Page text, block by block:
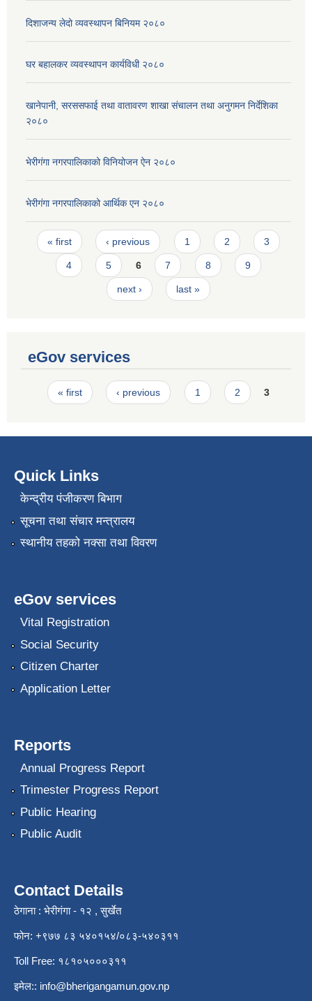
दिशाजन्य लेदो व्यवस्थापन बिनियम २०८०
घर बहालकर व्यवस्थापन कार्यविधी २०८०
खानेपानी, सरससफाई तथा वातावरण शाखा संचालन तथा अनुगमन निर्देशिका
२०८०
भेरीगंगा नगरपालिकाको विनियोजन ऐन २०८०
भेरीगंगा नगरपालिकाको आर्थिक एन २०८०
Pages
« first ‹ previous 1 2 3
4 5 6 7 8 9
next › last »
eGov services
Pages
« first ‹ previous 1 2 3
Quick Links
केन्द्रीय पंजीकरण बिभाग
सूचना तथा संचार मन्त्रालय
स्थानीय तहको नक्सा तथा विवरण
eGov services
Vital Registration
Social Security
Citizen Charter
Application Letter
Reports
Annual Progress Report
Trimester Progress Report
Public Hearing
Public Audit
Contact Details
ठेगाना : भेरीगंगा - १२ , सुर्खेत
फोन: +९७७ ८३ ५४०१५४/०८३-५४०३११
Toll Free: १८१०५०००३११
इमेल:: info@bherigangamun.gov.np